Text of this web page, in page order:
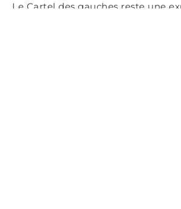
Le Cartel des gauches reste une